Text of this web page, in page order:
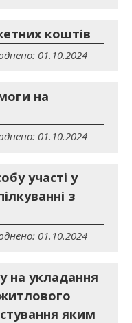
коштів
01.10.2024
на
01.10.2024
участі у
з
01.10.2024
на укладання
яким